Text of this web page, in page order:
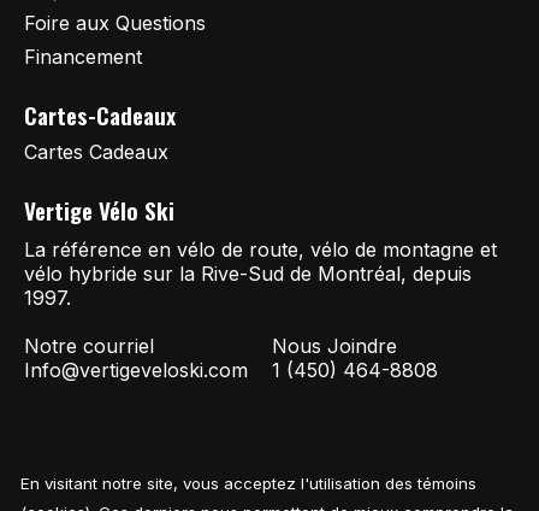
Foire aux Questions
Financement
Cartes-Cadeaux
Cartes Cadeaux
Vertige Vélo Ski
La référence en vélo de route, vélo de montagne et
vélo hybride sur la Rive-Sud de Montréal, depuis
1997.
Notre courriel
Info@vertigeveloski.com
Nous Joindre
1 (450) 464-8808
© Copyright 2026 Vertige Vélo Ski
En visitant notre site, vous acceptez l'utilisation des témoins